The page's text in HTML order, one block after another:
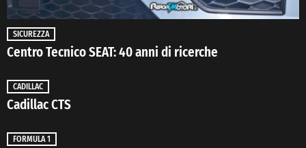
SICUREZZA
Centro Tecnico SEAT: 40 anni di ricerche
CADILLAC
Cadillac CTS
FORMULA 1